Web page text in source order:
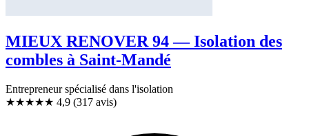
MIEUX RENOVER 94 — Isolation des
combles à Saint-Mandé
Entrepreneur spécialisé dans l'isolation
★★★★★ 4,9 (317 avis)